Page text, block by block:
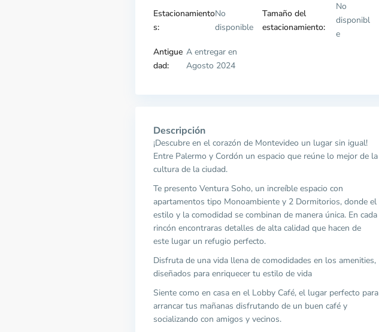
Estacionamiento
s:
No
disponible
Tamaño del
estacionamiento:
No
disponibl
e
Antigue
dad:
A entregar en
Agosto 2024
Descripción
¡Descubre en el corazón de Montevideo un lugar sin igual!
Entre Palermo y Cordón un espacio que reúne lo mejor de la
cultura de la ciudad.
Te presento Ventura Soho, un increíble espacio con
apartamentos tipo Monoambiente y 2 Dormitorios, donde el
estilo y la comodidad se combinan de manera única. En cada
rincón encontraras detalles de alta calidad que hacen de
este lugar un refugio perfecto.
Disfruta de una vida llena de comodidades en los amenities,
diseñados para enriquecer tu estilo de vida
Siente como en casa en el Lobby Café, el lugar perfecto para
arrancar tus mañanas disfrutando de un buen café y
socializando con amigos y vecinos.